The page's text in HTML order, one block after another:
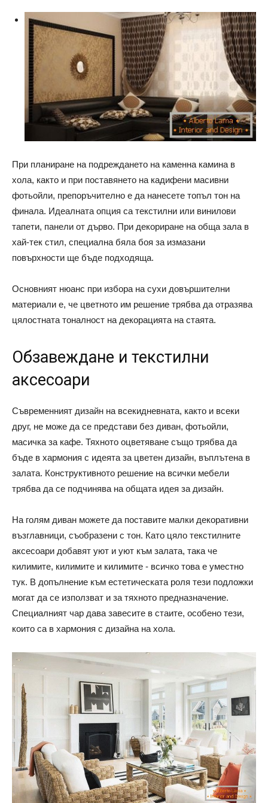
При планиране на подреждането на каменна камина в
хола, както и при поставянето на кадифени масивни
фотьойли, препоръчително е да нанесете топъл тон на
финала. Идеалната опция са текстилни или винилови
тапети, панели от дърво. При декориране на обща зала в
хай-тек стил, специална бяла боя за измазани
повърхности ще бъде подходяща.
Основният нюанс при избора на сухи довършителни
материали е, че цветното им решение трябва да отразява
цялостната тоналност на декорацията на стаята.
Обзавеждане и текстилни
аксесоари
Съвременният дизайн на всекидневната, както и всеки
друг, не може да се представи без диван, фотьойли,
масичка за кафе. Тяхното оцветяване също трябва да
бъде в хармония с идеята за цветен дизайн, въплътена в
залата. Конструктивното решение на всички мебели
трябва да се подчинява на общата идея за дизайн.
На голям диван можете да поставите малки декоративни
възглавници, съобразени с тон. Като цяло текстилните
аксесоари добавят уют и уют към залата, така че
килимите, килимите и килимите - всичко това е уместно
тук. В допълнение към естетическата роля тези подложки
могат да се използват и за тяхното предназначение.
Специалният чар дава завесите в стаите, особено тези,
които са в хармония с дизайна на хола.